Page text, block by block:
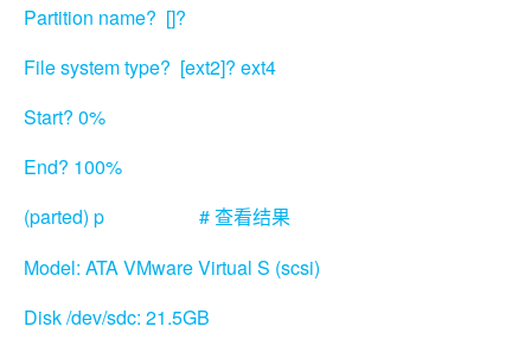
Partition name? []?
File system type? [ext2]? ext4
Start? 0%
End? 100%
(parted) p # 查看结果
Model: ATA VMware Virtual S (scsi)
Disk /dev/sdc: 21.5GB